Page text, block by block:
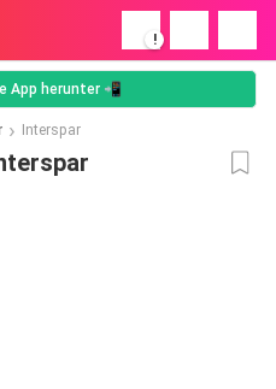
!
App herunter 📲
Interspar